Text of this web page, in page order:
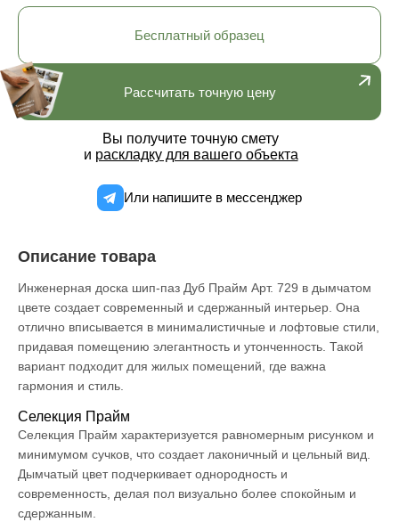
Рассчитать точную цену
Вы получите точную смету
и раскладку для вашего объекта
Или напишите в мессенджер
Бесплатный образец
Описание товара
Инженерная доска шип-паз Дуб Прайм Арт. 729 в дымчатом
цвете создает современный и сдержанный интерьер. Она
отлично вписывается в минималистичные и лофтовые стили,
придавая помещению элегантность и утонченность. Такой
вариант подходит для жилых помещений, где важна
гармония и стиль.
Селекция Прайм
Селекция Прайм характеризуется равномерным рисунком и
минимумом сучков, что создает лаконичный и цельный вид.
Дымчатый цвет подчеркивает однородность и
современность, делая пол визуально более спокойным и
сдержанным.